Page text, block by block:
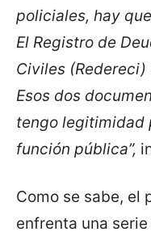
policiales, hay
El Registro de
Civiles (Redereci)
Esos dos
tengo legitimidad
función pública”,
Como se sabe, el
enfrenta una